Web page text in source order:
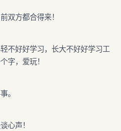
双方都合得来！
不好好学习，长大不好好学习工
字，爱玩！
。
心声！